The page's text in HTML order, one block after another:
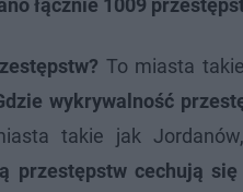
łącznie 1009
To miasta
wykrywalność
takie jak
przestępstw cechują